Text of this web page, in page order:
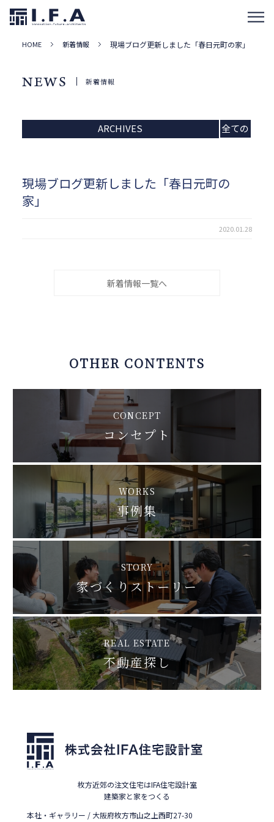
HOME 新着情報 現場ブログ更新しました「春日元町の家」
NEWS 新着情報
ARCHIVES
全ての
現場ブログ更新しました「春日元町の
家」
2020.01.28
新着情報一覧へ
OTHER CONTENTS
CONCEPT
コンセプト
WORKS
事例集
STORY
家づくりストーリー
REAL ESTATE
不動産探し
枚方近郊の注文住宅はIFA住宅設計室
建築家と家をつくる
本社・ギャラリー / 大阪府枚方市山之上西町27-30